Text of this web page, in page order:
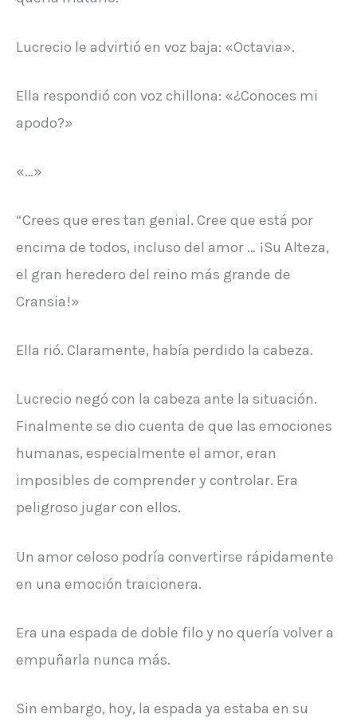
Lucrecio le advirtió en voz baja: «Octavia».
Ella respondió con voz chillona: «¿Conoces mi
apodo?»
«…»
“Crees que eres tan genial. Cree que está por
encima de todos, incluso del amor … ¡Su Alteza,
el gran heredero del reino más grande de
Cransia!»
Ella rió. Claramente, había perdido la cabeza.
Lucrecio negó con la cabeza ante la situación.
Finalmente se dio cuenta de que las emociones
humanas, especialmente el amor, eran
imposibles de comprender y controlar. Era
peligroso jugar con ellos.
Un amor celoso podría convertirse rápidamente
en una emoción traicionera.
Era una espada de doble filo y no quería volver a
empuñarla nunca más.
Sin embargo, hoy, la espada ya estaba en su